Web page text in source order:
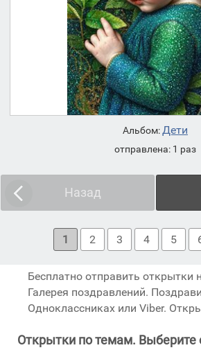
Альбом:Дети
отправлена: 1 раз
Назад
1 2 3 4 5
Бесплатно отправить открытки
Галерея поздравлений.
Одноклассниках или Viber.
Открытки по темам. Выберите